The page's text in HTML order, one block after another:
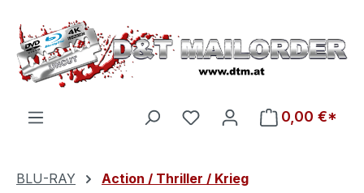
Zum Hauptinhalt springen
Du hast 0 Produkte auf
0,00 €*
BLU-RAY Action / Thriller / Krieg